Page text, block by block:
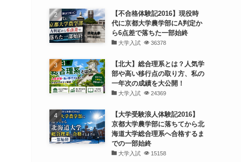
【不合格体験記2016】現役時
代に京都大学農学部にA判定か
ら6点差で落ちた一部始終
大学入試 36378
【北大】総合理系とは？人気学
部や高い移行点の取り方、私の
一年次の成績を大公開！
大学入試 24369
【大学受験浪人体験記2016】
京都大学農学部に落ちてから北
海道大学総合理系へ合格するま
での一部始終
大学入試 15158